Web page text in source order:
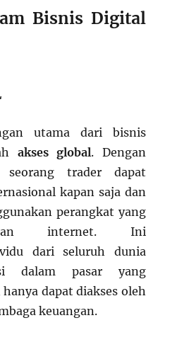
Bisnis Digital
utama dari bisnis
akses global. Dengan
seorang trader dapat
kapan saja dan
perangkat yang
internet. Ini
dari seluruh dunia
dalam pasar yang
dapat diakses oleh
keuangan.